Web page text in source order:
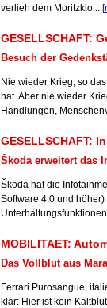
verlieh dem Moritzklo...
GESELLSCHAFT:
Besuch der
Nie wieder Krieg, so
hat. Aber nie wieder
Handlungen,
GESELLSCHAFT:
Škoda erweitert das
Škoda hat die
Software 4.0 und
MOBILITAET:
Das Vollblut aus
Ferrari Purosangue,
klar: Hier ist kein